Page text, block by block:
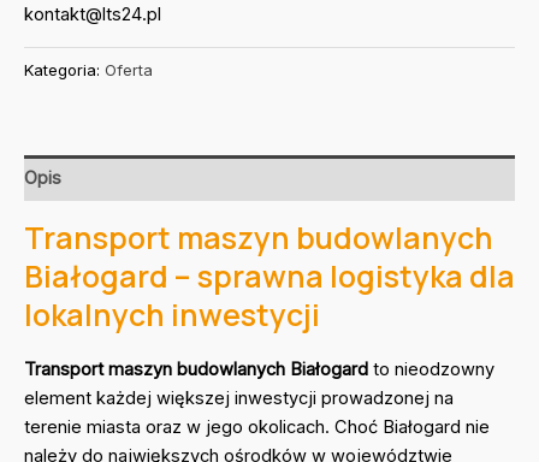
kontakt@lts24.pl
Kategoria: Oferta
Opis
Transport maszyn budowlanych
Białogard – sprawna logistyka dla
lokalnych inwestycji
Transport maszyn budowlanych Białogard to nieodzowny
element każdej większej inwestycji prowadzonej na
terenie miasta oraz w jego okolicach. Choć Białogard nie
należy do największych ośrodków w województwie